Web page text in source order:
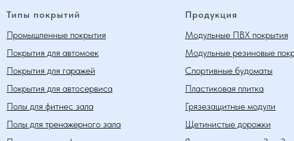
Типы покрытий
Промышленные покрытия
Покрытия для автомоек
Покрытия для гаражей
Покрытия для автосервиса
Полы для фитнес зала
Полы для тренажерного зала
Продукция
Модульные ПВХ покрытия
Модульные резиновые
Спортивные будоматы
Пластиковая плитка
Грязезащитные модули
Щетинистые дорожки